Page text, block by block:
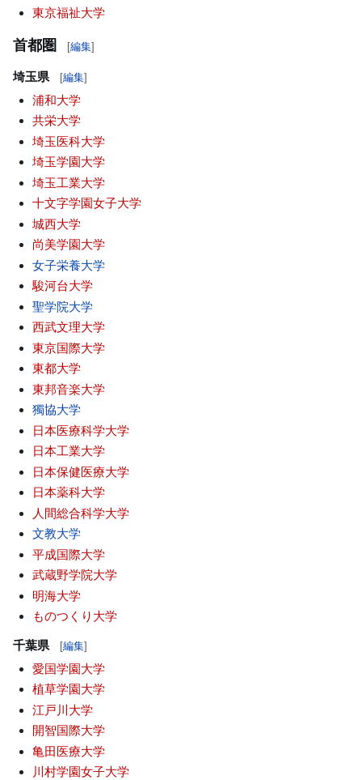
東京福祉大学
首都圏 [編集]
埼玉県 [編集]
浦和大学
共栄大学
埼玉医科大学
埼玉学園大学
埼玉工業大学
十文字学園女子大学
城西大学
尚美学園大学
女子栄養大学
駿河台大学
聖学院大学
西武文理大学
東京国際大学
東都大学
東邦音楽大学
獨協大学
日本医療科学大学
日本工業大学
日本保健医療大学
日本薬科大学
人間総合科学大学
文教大学
平成国際大学
武蔵野学院大学
明海大学
ものつくり大学
千葉県 [編集]
愛国学園大学
植草学園大学
江戸川大学
開智国際大学
亀田医療大学
川村学園女子大学